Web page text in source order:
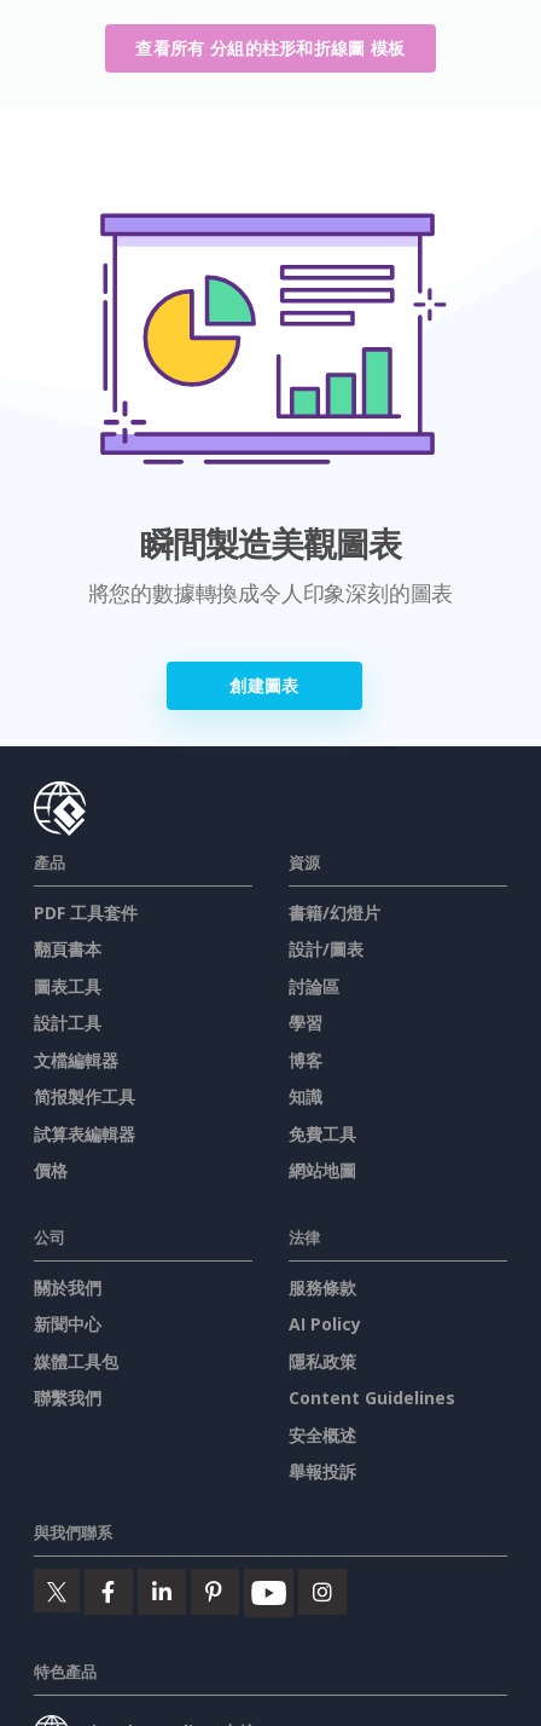
查看所有 分組的柱形和折線圖 模板
瞬間製造美觀圖表
將您的數據轉換成令人印象深刻的圖表
創建圖表
產品
PDF 工具套件
翻頁書本
圖表工具
設計工具
文檔編輯器
简报製作工具
試算表編輯器
價格
資源
書籍/幻燈片
設計/圖表
討論區
學習
博客
知識
免費工具
網站地圖
公司
關於我們
新聞中心
媒體工具包
聯繫我們
法律
服務條款
AI Policy
隱私政策
Content Guidelines
安全概述
舉報投訴
與我們聯系
特色產品